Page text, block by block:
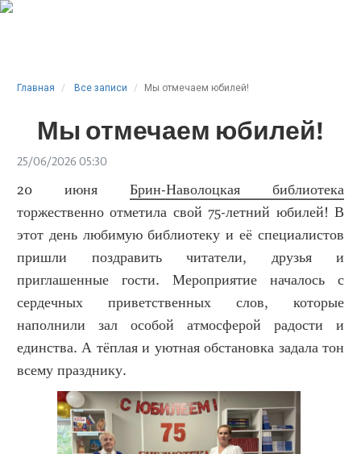
Главная Все записи Мы отмечаем юбилей!
Мы отмечаем юбилей!
25/06/2026 05:30
20 июня Брин-Наволоцкая библиотека
торжественно отметила свой 75-летний юбилей! В
этот день любимую библиотеку и её специалистов
пришли поздравить читатели, друзья и
приглашенные гости. Мероприятие началось с
сердечных приветственных слов, которые
наполнили зал особой атмосферой радости и
единства. А тёплая и уютная обстановка задала тон
всему празднику.